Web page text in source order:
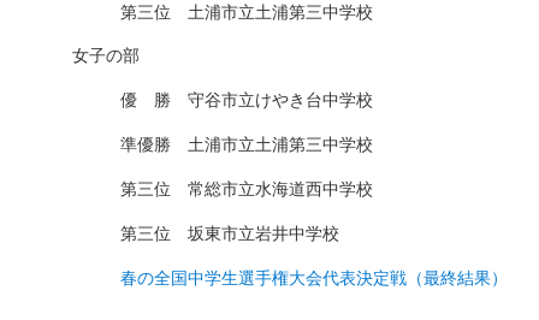
第三位 土浦市立土浦第三中学校
女子の部
優 勝 守谷市立けやき台中学校
準優勝 土浦市立土浦第三中学校
第三位 常総市立水海道西中学校
第三位 坂東市立岩井中学校
春の全国中学生選手権大会代表決定戦（最終結果）